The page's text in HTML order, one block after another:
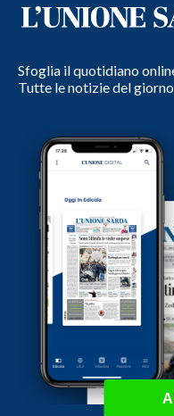
Sfoglia il quotidiano
Tutte le notizie del